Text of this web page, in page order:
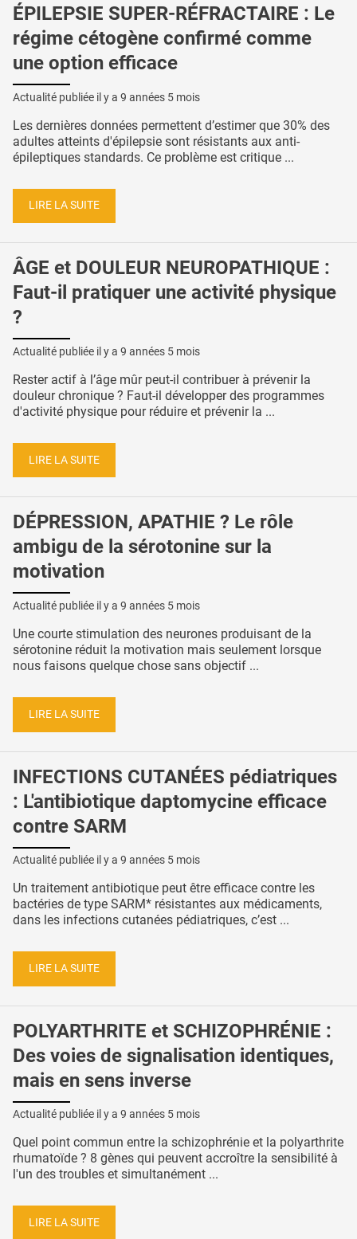
ÉPILEPSIE SUPER-RÉFRACTAIRE : Le
régime cétogène confirmé comme
une option efficace
Actualité publiée il y a 9 années 5 mois
Les dernières données permettent d’estimer que 30% des
adultes atteints d'épilepsie sont résistants aux anti-
épileptiques standards. Ce problème est critique ...
LIRE LA SUITE
ÂGE et DOULEUR NEUROPATHIQUE :
Faut-il pratiquer une activité physique
?
Actualité publiée il y a 9 années 5 mois
Rester actif à l’âge mûr peut-il contribuer à prévenir la
douleur chronique ? Faut-il développer des programmes
d'activité physique pour réduire et prévenir la ...
LIRE LA SUITE
DÉPRESSION, APATHIE ? Le rôle
ambigu de la sérotonine sur la
motivation
Actualité publiée il y a 9 années 5 mois
Une courte stimulation des neurones produisant de la
sérotonine réduit la motivation mais seulement lorsque
nous faisons quelque chose sans objectif ...
LIRE LA SUITE
INFECTIONS CUTANÉES pédiatriques
: L'antibiotique daptomycine efficace
contre SARM
Actualité publiée il y a 9 années 5 mois
Un traitement antibiotique peut être efficace contre les
bactéries de type SARM* résistantes aux médicaments,
dans les infections cutanées pédiatriques, c’est ...
LIRE LA SUITE
POLYARTHRITE et SCHIZOPHRÉNIE :
Des voies de signalisation identiques,
mais en sens inverse
Actualité publiée il y a 9 années 5 mois
Quel point commun entre la schizophrénie et la polyarthrite
rhumatoïde ? 8 gènes qui peuvent accroître la sensibilité à
l'un des troubles et simultanément ...
LIRE LA SUITE